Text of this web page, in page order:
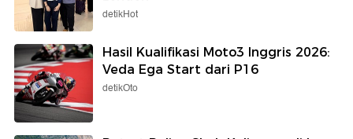
detikHot
Hasil Kualifikasi Moto3 Inggris 2026:
Veda Ega Start dari P16
detikOto